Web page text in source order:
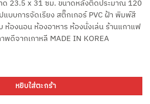
฿455.00.
23.5 x 31 ซม. ขนาดหลังติดประมาณ 120
บบการจัดเรียง สติ๊กเกอร์ PVC ฝ้า พิมพ์สี
ห้องนอน ห้องอาหาร ห้องนั่งเล่น ร้านแกาแฟ
ดีจากเกาหลี MADE IN KOREA
หยิบใส่ตะกร้า